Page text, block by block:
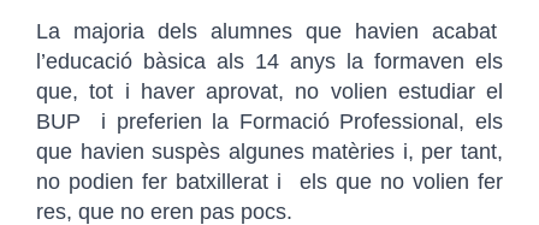
La majoria dels alumnes que havien acabat
l’educació bàsica als 14 anys la formaven els
que, tot i haver aprovat, no volien estudiar el
BUP i preferien la Formació Professional, els
que havien suspès algunes matèries i, per tant,
no podien fer batxillerat i els que no volien fer
res, que no eren pas pocs.